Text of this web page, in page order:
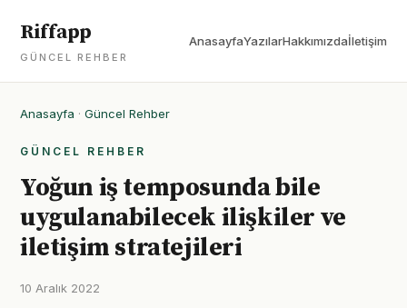
Riffapp
GÜNCEL REHBER
AnasayfaYazılarHakkımızdaİletişim
Anasayfa · Güncel Rehber
GÜNCEL REHBER
Yoğun iş temposunda bile
uygulanabilecek ilişkiler ve
iletişim stratejileri
10 Aralık 2022